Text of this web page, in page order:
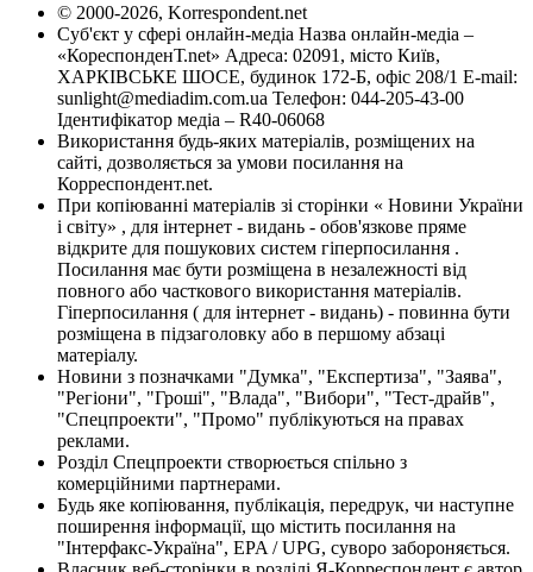
© 2000-2026, Korrespondent.net
Суб'єкт у сфері онлайн-медіа Назва онлайн-медіа –
«КореспонденТ.net» Адреса: 02091, місто Київ,
ХАРКІВСЬКЕ ШОСЕ, будинок 172-Б, офіс 208/1 E-mail:
sunlight@mediadim.com.ua Телефон: 044-205-43-00
Ідентифікатор медіа – R40-06068
Використання будь-яких матеріалів, розміщених на
сайті, дозволяється за умови посилання на
Корреспондент.net.
При копіюванні матеріалів зі сторінки « Новини України
і світу» , для інтернет - видань - обов'язкове пряме
відкрите для пошукових систем гіперпосилання .
Посилання має бути розміщена в незалежності від
повного або часткового використання матеріалів.
Гіперпосилання ( для інтернет - видань) - повинна бути
розміщена в підзаголовку або в першому абзаці
матеріалу.
Новини з позначками "Думка", "Експертиза", "Заява",
"Регіони", "Гроші", "Влада", "Вибори", "Тест-драйв",
"Спецпроекти", "Промо" публікуються на правах
реклами.
Розділ Спецпроекти створюється спільно з
комерційними партнерами.
Будь яке копіювання, публікація, передрук, чи наступне
поширення інформації, що містить посилання на
"Інтерфакс-Україна", EPA / UPG, суворо забороняється.